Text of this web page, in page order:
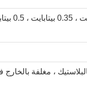
، مغلفة